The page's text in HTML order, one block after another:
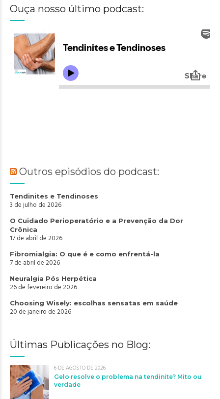
Ouça nosso último podcast:
Outros episódios do podcast:
Tendinites e Tendinoses
3 de julho de 2026
O Cuidado Perioperatório e a Prevenção da Dor
Crônica
17 de abril de 2026
Fibromialgia: O que é e como enfrentá-la
7 de abril de 2026
Neuralgia Pós Herpética
26 de fevereiro de 2026
Choosing Wisely: escolhas sensatas em saúde
20 de janeiro de 2026
Últimas Publicações no Blog:
6 DE AGOSTO DE 2026
Gelo resolve o problema na tendinite? Mito ou
verdade